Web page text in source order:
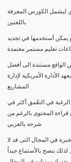
ليشمل الكورس المعرفة
باللغتين
يمكن أستخدمها في تجديد
تعليم مستمر معتمدة
مستندة الى أفضل
الأدارة الأمريكية لإدارة
المشاريع
في التعّمق أكثر في
المحتوى بالرغم من
شرحه بالعربي
في المجال التى قد لا
ينصح بالأستماع جيداً